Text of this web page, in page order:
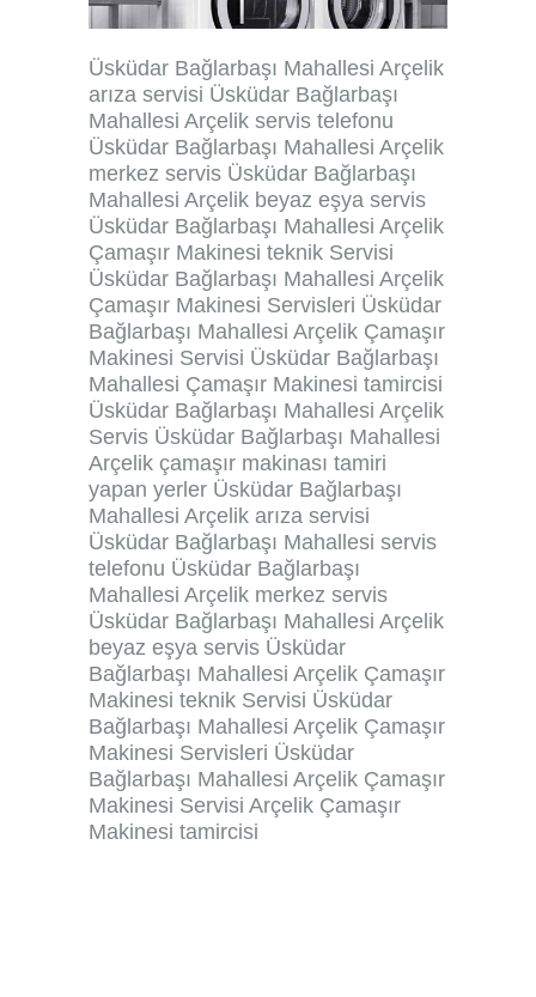
Üsküdar Bağlarbaşı Mahallesi Arçelik
arıza servisi Üsküdar Bağlarbaşı
Mahallesi Arçelik servis telefonu
Üsküdar Bağlarbaşı Mahallesi Arçelik
merkez servis Üsküdar Bağlarbaşı
Mahallesi Arçelik beyaz eşya servis
Üsküdar Bağlarbaşı Mahallesi Arçelik
Çamaşır Makinesi teknik Servisi
Üsküdar Bağlarbaşı Mahallesi Arçelik
Çamaşır Makinesi Servisleri Üsküdar
Bağlarbaşı Mahallesi Arçelik Çamaşır
Makinesi Servisi Üsküdar Bağlarbaşı
Mahallesi Çamaşır Makinesi tamircisi
Üsküdar Bağlarbaşı Mahallesi Arçelik
Servis Üsküdar Bağlarbaşı Mahallesi
Arçelik çamaşır makinası tamiri
yapan yerler Üsküdar Bağlarbaşı
Mahallesi Arçelik arıza servisi
Üsküdar Bağlarbaşı Mahallesi servis
telefonu Üsküdar Bağlarbaşı
Mahallesi Arçelik merkez servis
Üsküdar Bağlarbaşı Mahallesi Arçelik
beyaz eşya servis Üsküdar
Bağlarbaşı Mahallesi Arçelik Çamaşır
Makinesi teknik Servisi Üsküdar
Bağlarbaşı Mahallesi Arçelik Çamaşır
Makinesi Servisleri Üsküdar
Bağlarbaşı Mahallesi Arçelik Çamaşır
Makinesi Servisi Arçelik Çamaşır
Makinesi tamircisi